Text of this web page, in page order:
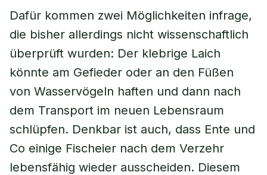
Dafür kommen zwei Möglichkeiten infrage,
die bisher allerdings nicht wissenschaftlich
überprüft wurden: Der klebrige Laich
könnte am Gefieder oder an den Füßen
von Wasservögeln haften und dann nach
dem Transport im neuen Lebensraum
schlüpfen. Denkbar ist auch, dass Ente und
Co einige Fischeier nach dem Verzehr
lebensfähig wieder ausscheiden. Diesem